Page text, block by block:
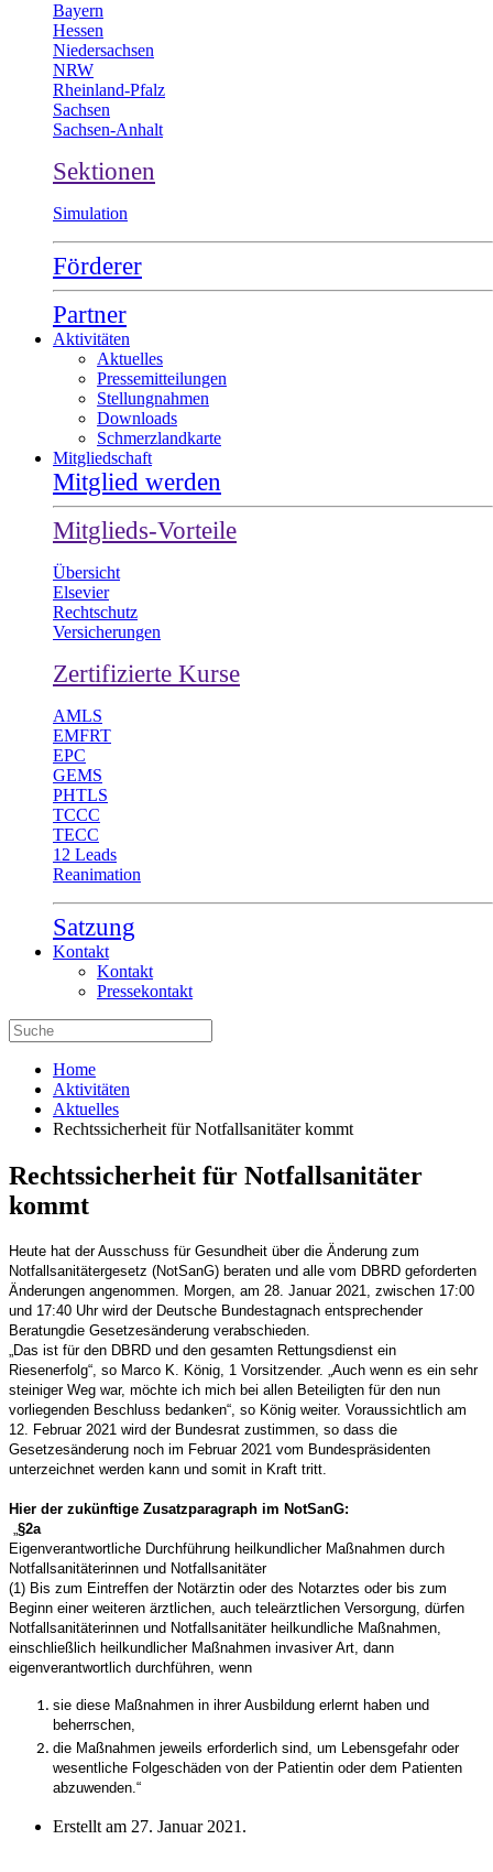
Bayern
Hessen
Niedersachsen
NRW
Rheinland-Pfalz
Sachsen
Sachsen-Anhalt
Sektionen
Simulation
Förderer
Partner
Aktivitäten
Aktuelles
Pressemitteilungen
Stellungnahmen
Downloads
Schmerzlandkarte
Mitgliedschaft
Mitglied werden
Mitglieds-Vorteile
Übersicht
Elsevier
Rechtschutz
Versicherungen
Zertifizierte Kurse
AMLS
EMFRT
EPC
GEMS
PHTLS
TCCC
TECC
12 Leads
Reanimation
Satzung
Kontakt
Kontakt
Pressekontakt
Home
Aktivitäten
Aktuelles
Rechtssicherheit für Notfallsanitäter kommt
Rechtssicherheit für Notfallsanitäter
kommt
Heute hat der Ausschuss für Gesundheit über die Änderung zum
Notfallsanitätergesetz (NotSanG) beraten und alle vom DBRD geforderten
Änderungen angenommen. Morgen, am 28. Januar 2021, zwischen 17:00
und 17:40 Uhr wird der Deutsche Bundestagnach entsprechender
Beratungdie Gesetzesänderung verabschieden.
„Das ist für den DBRD und den gesamten Rettungsdienst ein
Riesenerfolg“, so Marco K. König, 1 Vorsitzender. „Auch wenn es ein sehr
steiniger Weg war, möchte ich mich bei allen Beteiligten für den nun
vorliegenden Beschluss bedanken“, so König weiter. Voraussichtlich am
12. Februar 2021 wird der Bundesrat zustimmen, so dass die
Gesetzesänderung noch im Februar 2021 vom Bundespräsidenten
unterzeichnet werden kann und somit in Kraft tritt.
Hier der zukünftige Zusatzparagraph im NotSanG:
§2a
Eigenverantwortliche Durchführung heilkundlicher Maßnahmen durch
Notfallsanitäterinnen und Notfallsanitäter
(1) Bis zum Eintreffen der Notärztin oder des Notarztes oder bis zum
Beginn einer weiteren ärztlichen, auch teleärztlichen Versorgung, dürfen
Notfallsanitäterinnen und Notfallsanitäter heilkundliche Maßnahmen,
einschließlich heilkundlicher Maßnahmen invasiver Art, dann
eigenverantwortlich durchführen, wenn
sie diese Maßnahmen in ihrer Ausbildung erlernt haben und
beherrschen,
die Maßnahmen jeweils erforderlich sind, um Lebensgefahr oder
wesentliche Folgeschäden von der Patientin oder dem Patienten
abzuwenden.“
Erstellt am 27. Januar 2021 .